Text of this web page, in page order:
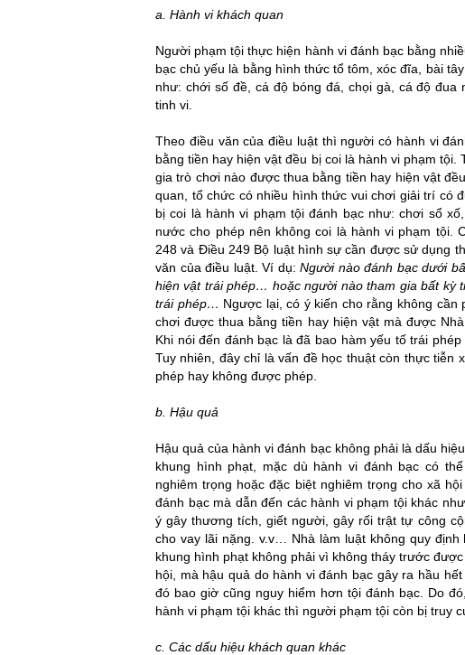
a. Hành vi khách quan
Người phạm tội thực hiện hành vi đánh bạc bằng
bạc chủ yếu là bằng hình thức tổ tôm, xóc đĩa, bài
như: chới số đề, cá độ bóng đá, chọi gà, cá độ
tinh vi.
Theo điều văn của điều luật thì người có hành vi
bằng tiền hay hiện vật đều bị coi là hành vi phạm
gia trò chơi nào được thua bằng tiền hay hiện vật
quan, tổ chức có nhiều hình thức vui chơi giải trí có
bị coi là hành vi phạm tội đánh bạc như: chơi sổ
nước cho phép nên không coi là hành vi phạm tội.
248 và Điều 249 Bộ luật hình sự cần được sử dụng
văn của điều luật. Ví dụ: Người nào đánh bạc dưới
hiện vật trái phép… hoặc người nào tham gia bất kỳ
trái phép… Ngược lại, có ý kiến cho rằng không
chơi được thua bằng tiền hay hiện vật mà được
Khi nói đến đánh bạc là đã bao hàm yếu tố trái
Tuy nhiên, đây chỉ là vấn đề học thuật còn thực
phép hay không được phép.
b. Hậu quả
Hậu quả của hành vi đánh bạc không phải là dấu
khung hình phạt, mặc dù hành vi đánh bạc có
nghiêm trọng hoặc đặc biệt nghiêm trọng cho xã
đánh bạc mà dẫn đến các hành vi phạm tội khác
ý gây thương tích, giết người, gây rối trật tự công
cho vay lãi nặng. v.v… Nhà làm luật không quy
khung hình phạt không phải vì không tháy trước
hội, mà hậu quả do hành vi đánh bạc gây ra hầu
đó bao giờ cũng nguy hiểm hơn tội đánh bạc. Do
hành vi phạm tội khác thì người phạm tội còn bị truy
c. Các dấu hiệu khách quan khác